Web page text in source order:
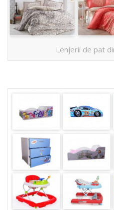
Lenjerii de pat